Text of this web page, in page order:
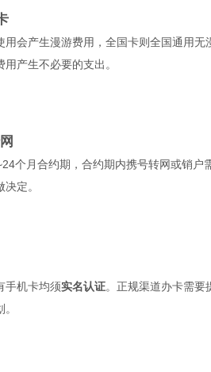
用会产生漫游费用，全国卡则全国通用
用产生不必要的支出。
个月合约期，合约期内携号转网或销户
定。
手机卡均须实名认证。正规渠道办卡需要